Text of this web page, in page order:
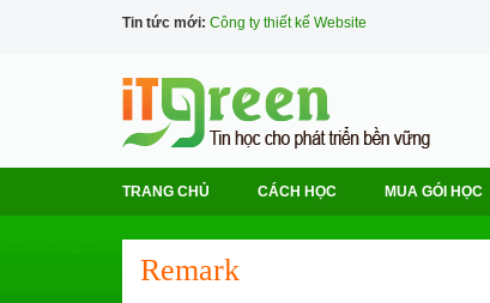
Tin tức mới: Công ty thiết kế Website
TRANG CHỦ CÁCH HỌC MUA GÓI HỌC
Remark